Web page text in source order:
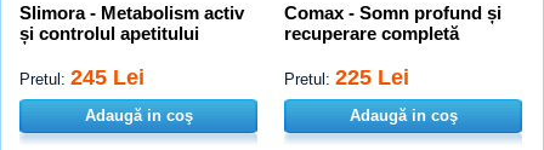
Slimora - Metabolism activ
și controlul apetitului
Pretul: 245 Lei
Adaugă in coş
Comax - Somn profund și
recuperare completă
Pretul: 225 Lei
Adaugă in coş